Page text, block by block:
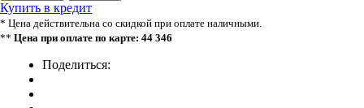
Купить в кредит
* Цена действительна со скидкой при оплате наличными.
** Цена при оплате по карте: 44 346
Поделиться: